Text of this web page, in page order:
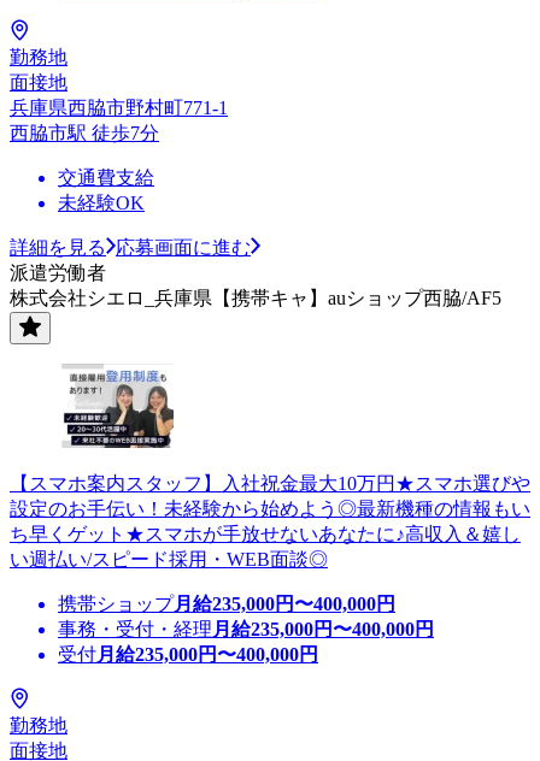
勤務地
面接地
兵庫県西脇市野村町771-1
西脇市駅 徒歩7分
交通費支給
未経験OK
詳細を見る
応募画面に進む
派遣労働者
株式会社シエロ_兵庫県【携帯キャ】auショップ西脇/AF5
【スマホ案内スタッフ】入社祝金最大10万円★スマホ選びや
設定のお手伝い！未経験から始めよう◎最新機種の情報もい
ち早くゲット★スマホが手放せないあなたに♪高収入＆嬉し
い週払い/スピード採用・WEB面談◎
携帯ショップ月給235,000円〜400,000円
事務・受付・経理 月給235,000円〜400,000円
受付月給235,000円〜400,000円
勤務地
面接地